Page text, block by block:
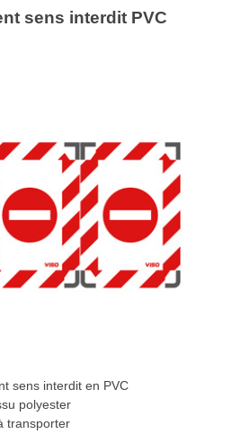
sens interdit PVC
sens interdit en PVC
polyester
transporter